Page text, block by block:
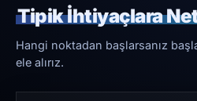
Tipik İhtiyaçlara
Hangi noktadan başlarsanız
ele alırız.